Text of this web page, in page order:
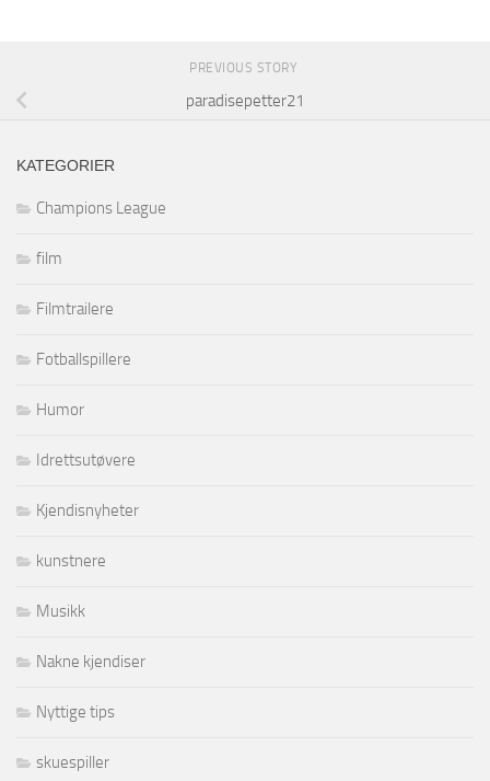
PREVIOUS STORY
paradisepetter21
KATEGORIER
Champions League
film
Filmtrailere
Fotballspillere
Humor
Idrettsutøvere
Kjendisnyheter
kunstnere
Musikk
Nakne kjendiser
Nyttige tips
skuespiller